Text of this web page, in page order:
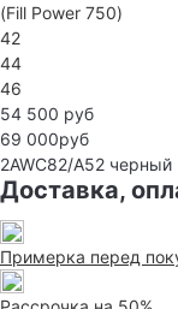
(Fill Power 750)
42
44
46
54 500 руб
69 000руб
2AWC82/A52 черный
Доставка,
Примерка перед